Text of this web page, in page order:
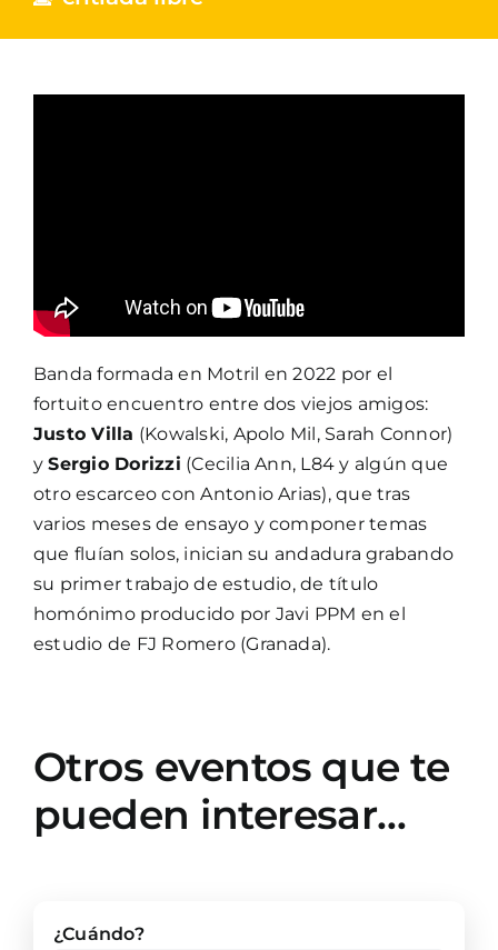
Banda formada en Motril en 2022 por el
fortuito encuentro entre dos viejos amigos:
Justo Villa (Kowalski, Apolo Mil, Sarah Connor)
ySergio Dorizzi (Cecilia Ann, L84 y algún que
otro escarceo con Antonio Arias), que tras
varios meses de ensayo y componer temas
que fluían solos, inician su andadura grabando
su primer trabajo de estudio, de título
homónimo producido por Javi PPM en el
estudio de FJ Romero (Granada).
Otros eventos que te
pueden interesar…
¿Cuándo?